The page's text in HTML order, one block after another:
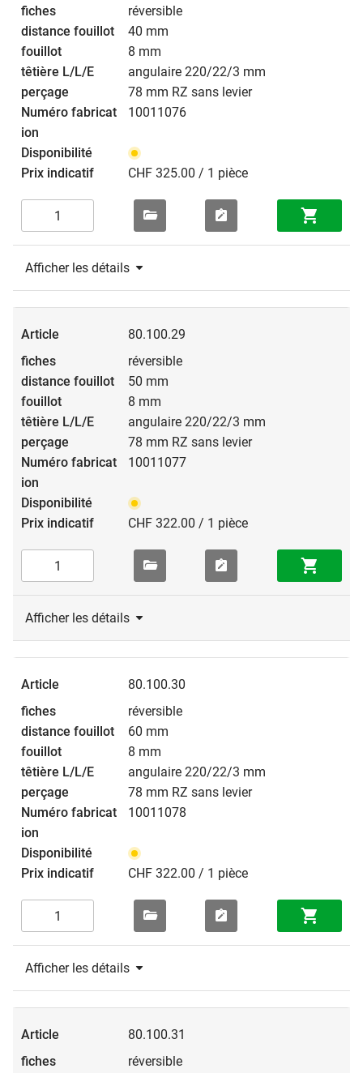
réversible
40 mm
8 mm
angulaire 220/22/3 mm
78 mm RZ sans levier
10011076
CHF 325.00 / 1 pièce
Afficher les détails
80.100.29
réversible
50 mm
8 mm
angulaire 220/22/3 mm
78 mm RZ sans levier
10011077
CHF 322.00 / 1 pièce
Afficher les détails
80.100.30
réversible
60 mm
8 mm
angulaire 220/22/3 mm
78 mm RZ sans levier
10011078
CHF 322.00 / 1 pièce
Afficher les détails
80.100.31
réversible